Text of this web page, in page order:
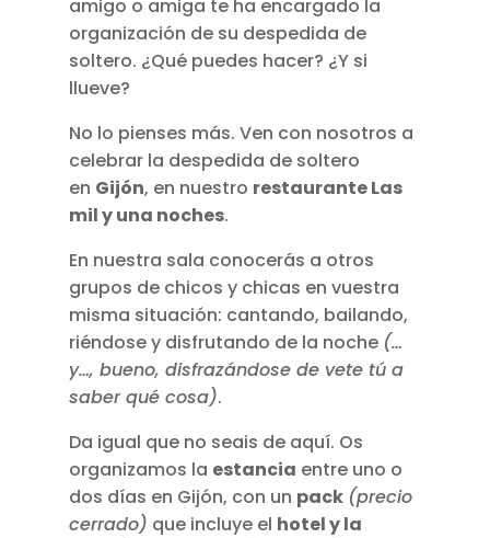
amigo o amiga te ha encargado la
organización de su despedida de
soltero. ¿Qué puedes hacer? ¿Y si
llueve?
No lo pienses más. Ven con nosotros a
celebrar la despedida de soltero
en Gijón, en nuestro restaurante Las
mil y una noches.
En nuestra sala conocerás a otros
grupos de chicos y chicas en vuestra
misma situación: cantando, bailando,
riéndose y disfrutando de la noche (…
y…, bueno, disfrazándose de vete tú a
saber qué cosa).
Da igual que no seais de aquí. Os
organizamos la estancia entre uno o
dos días en Gijón, con un pack (precio
cerrado) que incluye el hotel y la